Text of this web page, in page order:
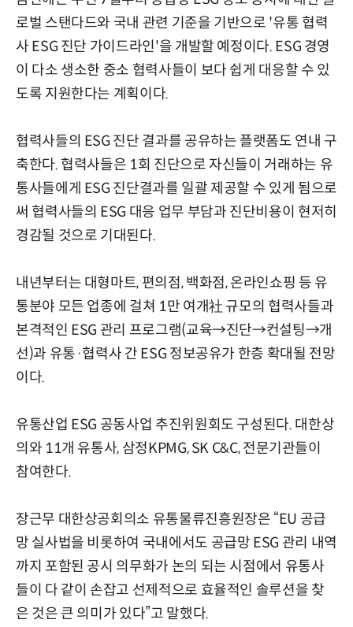
로벌 스탠다드와 국내 관련 기준을 기반으로 '유통 협력
사 ESG 진단 가이드라인'을 개발할 예정이다. ESG 경영
이 다소 생소한 중소 협력사들이 보다 쉽게 대응할 수 있
도록 지원한다는 계획이다.
협력사들의 ESG 진단 결과를 공유하는 플랫폼도 연내 구
축한다. 협력사들은 1회 진단으로 자신들이 거래하는 유
통사들에게 ESG 진단결과를 일괄 제공할 수 있게 됨으로
써 협력사들의 ESG 대응 업무 부담과 진단비용이 현저히
경감될 것으로 기대된다.
내년부터는 대형마트, 편의점, 백화점, 온라인쇼핑 등 유
통분야 모든 업종에 걸쳐 1만 여개社 규모의 협력사들과
본격적인 ESG 관리 프로그램(교육→진단→컨설팅→개
선)과 유통·협력사 간 ESG 정보공유가 한층 확대될 전망
이다.
유통산업 ESG 공동사업 추진위원회도 구성된다. 대한상
의와 11개 유통사, 삼정KPMG, SK C&C, 전문기관들이
참여한다.
장근무 대한상공회의소 유통물류진흥원장은 “EU 공급
망 실사법을 비롯하여 국내에서도 공급망 ESG 관리 내역
까지 포함된 공시 의무화가 논의 되는 시점에서 유통사
들이 다 같이 손잡고 선제적으로 효율적인 솔루션을 찾
은 것은 큰 의미가 있다”고 말했다.